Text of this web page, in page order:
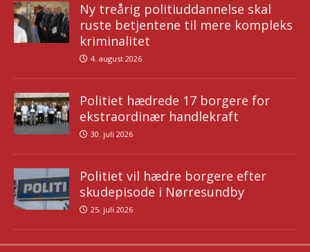
Ny treårig politiuddannelse skal
ruste betjentene til mere kompleks
kriminalitet
4. august 2026
Politiet hædrede 17 borgere for
ekstraordinær handlekraft
30. juli 2026
Politiet vil hædre borgere efter
skudepisode i Nørresundby
25. juli 2026